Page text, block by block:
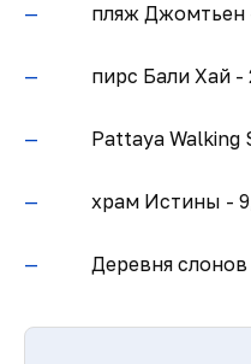
пляж Джомтьен
пирс Бали Хай -
Pattaya
храм Истины -
Деревня